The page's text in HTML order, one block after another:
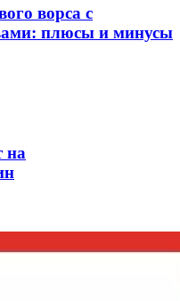
ворса с
плюсы и минусы
на